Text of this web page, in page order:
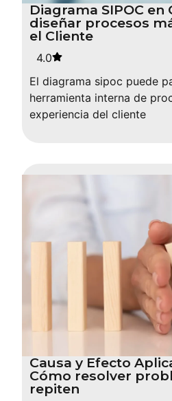
Diagrama SIPOC en
diseñar procesos
el Cliente
4.0
El diagrama sipoc puede
herramienta interna de
experiencia del cliente
Causa y Efecto
Cómo resolver
repiten